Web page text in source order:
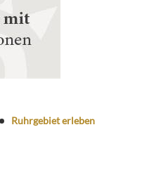
Ruhrgebiet erleben